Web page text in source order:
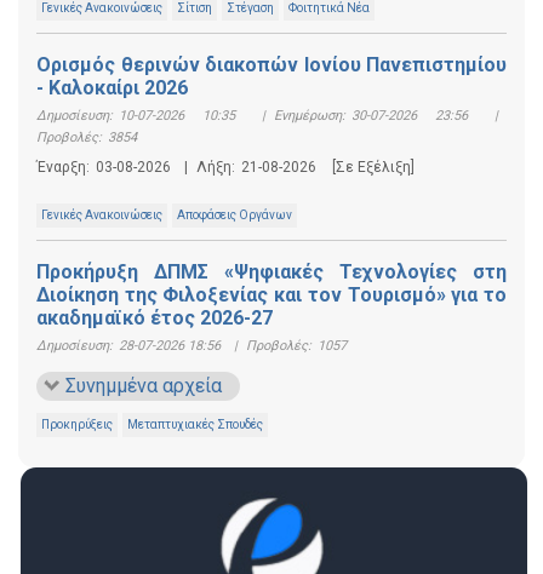
Γενικές Ανακοινώσεις Σίτιση Στέγαση Φοιτητικά Νέα
Ορισμός θερινών διακοπών Ιονίου Πανεπιστημίου
- Καλοκαίρι 2026
Δημοσίευση: 10-07-2026 10:35 | Ενημέρωση: 30-07-2026 23:56
|
Προβολές: 3854
Έναρξη: 03-08-2026 Λήξη: 21-08-2026 [Σε Εξέλιξη]
Γενικές Ανακοινώσεις Αποφάσεις Οργάνων
Προκήρυξη ΔΠΜΣ «Ψηφιακές Τεχνολογίες στη
Διοίκηση της Φιλοξενίας και τον Τουρισμό» για το
ακαδημαϊκό έτος 2026-27
Δημοσίευση: 28-07-2026 18:56 | Προβολές: 1057
Συνημμένα αρχεία
Προκηρύξεις Μεταπτυχιακές Σπουδές